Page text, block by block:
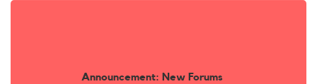
Announcement: New Forums